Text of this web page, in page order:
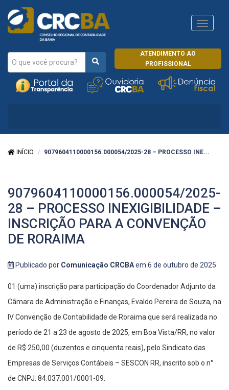
ATENDIMENTO AO
PROFISSIONAL
CRCRJ
INÍCIO 9079604110000156.000054/2025-28 – PROCESSO INE...
9079604110000156.000054/2025-
28 – PROCESSO INEXIGIBILIDADE –
INSCRIÇÃO PARA A CONVENÇÃO
DE RORAIMA
Publicado por Comunicação CRCBAem 6 de outubro de 2025
01 (uma) inscrição para participação do Coordenador Adjunto da
Câmara de Administração e Finanças, Evaldo Pereira de Souza, na
IV Convenção de Contabilidade de Roraima que será realizada no
período de 21 a 23 de agosto de 2025, em Boa Vista/RR, no valor
de R$ 250,00 (duzentos e cinquenta reais), pelo Sindicato das
Empresas de Serviços Contábeis – SESCON RR, inscrito sob o n°
de CNPJ: 84.037.001/0001-­09.